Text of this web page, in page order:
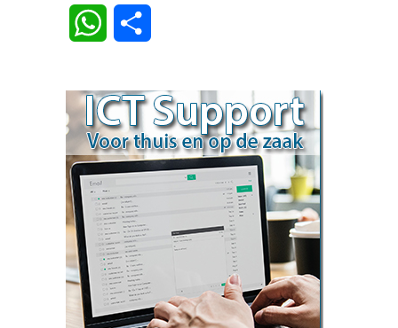
Link
WhatsApp